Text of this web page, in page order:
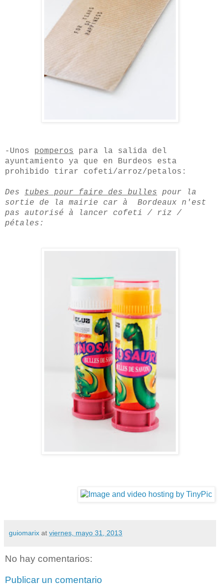
-Unos pomperos para la salida del
ayuntamiento ya que en Burdeos esta
prohibido tirar cofeti/arroz/petalos:
Des tubes pour faire des bulles pour la
sortie de la mairie car à Bordeaux n'est
pas autorisé à lancer cofeti / riz /
pétales:
guiomarix at viernes, mayo 31, 2013
No hay comentarios:
Publicar un comentario